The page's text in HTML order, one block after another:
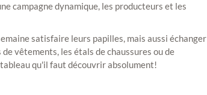
campagne dynamique, les producteurs et les
satisfaire leurs papilles, mais aussi échanger
vêtements, les étals de chaussures ou de
qu'il faut découvrir absolument!